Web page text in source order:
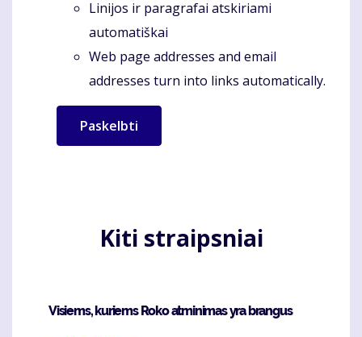
Linijos ir paragrafai atskiriami
automatiškai
Web page addresses and email
addresses turn into links automatically.
Kiti straipsniai
Visiems, kuriems Roko atminimas yra brangus